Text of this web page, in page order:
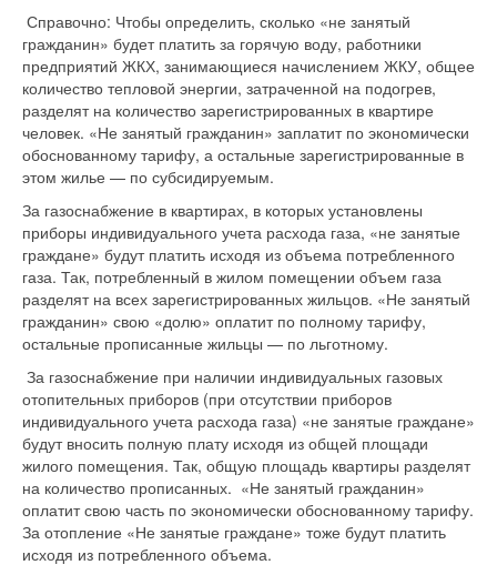
Справочно: Чтобы определить, сколько «не занятый
гражданин» будет платить за горячую воду, работники
предприятий ЖКХ, занимающиеся начислением ЖКУ, общее
количество тепловой энергии, затраченной на подогрев,
разделят на количество зарегистрированных в квартире
человек. «Не занятый гражданин» заплатит по экономически
обоснованному тарифу, а остальные зарегистрированные в
этом жилье — по субсидируемым.
За газоснабжение в квартирах, в которых установлены
приборы индивидуального учета расхода газа, «не занятые
граждане» будут платить исходя из объема потребленного
газа. Так, потребленный в жилом помещении объем газа
разделят на всех зарегистрированных жильцов. «Не занятый
гражданин» свою «долю» оплатит по полному тарифу,
остальные прописанные жильцы — по льготному.
За газоснабжение при наличии индивидуальных газовых
отопительных приборов (при отсутствии приборов
индивидуального учета расхода газа) «не занятые граждане»
будут вносить полную плату исходя из общей площади
жилого помещения. Так, общую площадь квартиры разделят
на количество прописанных. «Не занятый гражданин»
оплатит свою часть по экономически обоснованному тарифу.
За отопление «Не занятые граждане» тоже будут платить
исходя из потребленного объема.